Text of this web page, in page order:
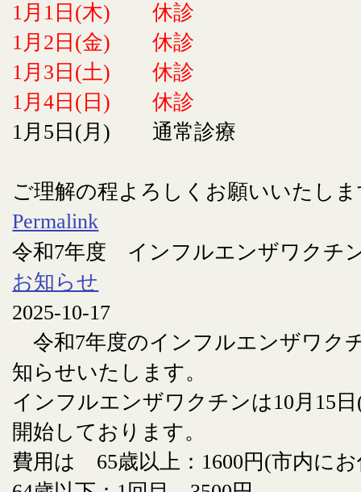
1月1日(木) 休診
1月2日(金) 休診
1月3日(土) 休診
1月4日(日) 休診
1月5日(月) 通常診療
ご理解の程よろしくお願いいたし
Permalink
令和7年度 インフルエンザワクチ
お知らせ
2025-10-17
令和7年度のインフルエンザワク
知らせいたします。
インフルエンザワクチンは10月15
開始しております。
費用は 65歳以上：1600円(市内に